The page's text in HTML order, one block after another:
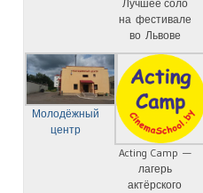
Лучшее соло
на фестивале
во Львове
Молодёжный
центр
Acting Camp —
лагерь
актёрского